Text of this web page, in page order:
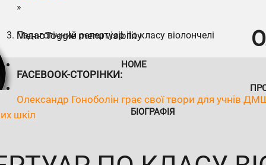
МенюToggle menu visibility
HOME
БІОГРАФІЯ
»
Педагогічний репертуар по класу віолончелі
FACEBOOK-СТОРІНКИ:
Олександр Гоноболін грає свої твори для учнів
шкіл